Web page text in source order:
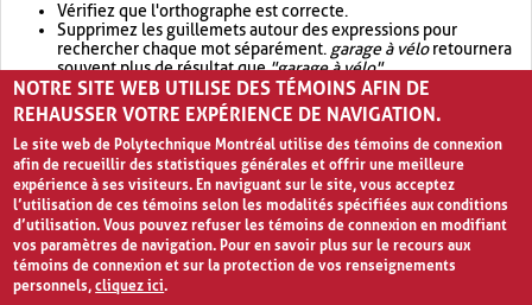
Vérifiez que l'orthographe est correcte.
Supprimez les guillemets autour des expressions pour
rechercher chaque mot séparément. garage à véloretournera
souvent plus de résultat que"garage à vélo".
Envisagez d'élargir votre recherche avec OR.garage OR vélo
retournera souvent plus de résultat quegarage à vélo
NOTRE SITE WEB UTILISE DES TÉMOINS AFIN DE
REHAUSSER VOTRE EXPÉRIENCE DE NAVIGATION.
Le site web de Polytechnique Montréal utilise des témoins de connexion
afin de recueillir des statistiques générales et offrir une meilleure
expérience à ses visiteurs. En naviguant sur le site, vous acceptez
l’utilisation de ces témoins selon les modalités spécifiées aux conditions
d’utilisation. Vous pouvez refuser les témoins de connexion en modifiant
vos paramètres de navigation. Pour en savoir plus sur le recours aux
témoins de connexion et sur la protection de vos renseignements
personnels,cliquez ici.